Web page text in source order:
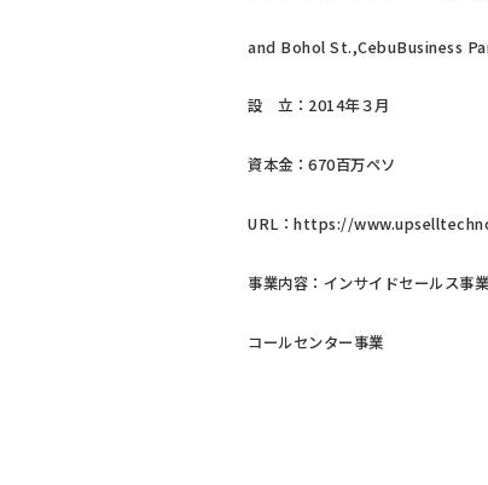
and Bohol St.,CebuBusiness
設 立：2014年３月
資本金：670百万ペソ
URL：https://
事業内容：インサイドセールス事業
コールセンター事業